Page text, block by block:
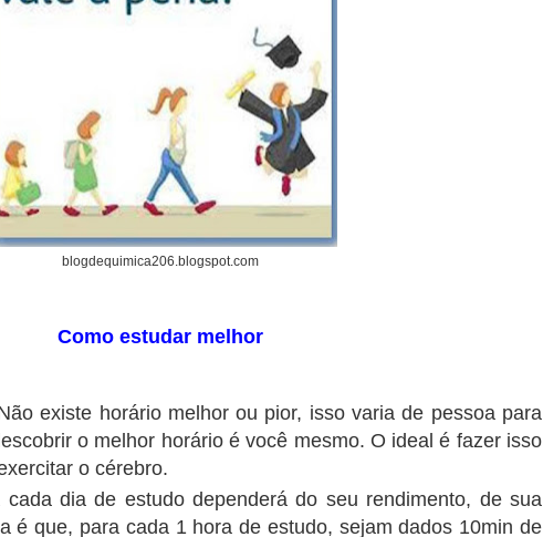
blogdequimica206.blogspot.com
Como estudar melhor
existe horário melhor ou pior, isso varia de pessoa para
o melhor horário é você mesmo. O ideal é fazer isso
o cérebro.
dia de estudo dependerá do seu rendimento, de sua
é que, para cada 1 hora de estudo, sejam dados 10min de